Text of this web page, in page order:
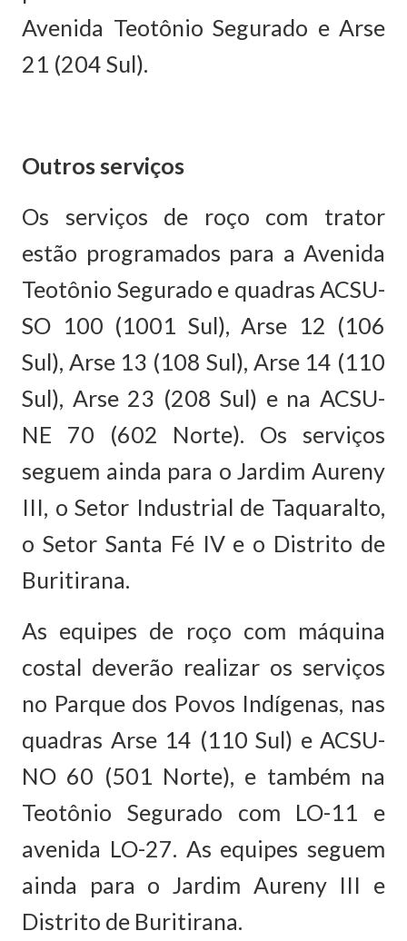
Avenida Teotônio Segurado e Arse
21 (204 Sul).
Outros serviços
Os serviços de roço com trator
estão programados para a Avenida
Teotônio Segurado e quadras ACSU-
SO 100 (1001 Sul), Arse 12 (106
Sul), Arse 13 (108 Sul), Arse 14 (110
Sul), Arse 23 (208 Sul) e na ACSU-
NE 70 (602 Norte). Os serviços
seguem ainda para o Jardim Aureny
III, o Setor Industrial de Taquaralto,
o Setor Santa Fé IV e o Distrito de
Buritirana.
As equipes de roço com máquina
costal deverão realizar os serviços
no Parque dos Povos Indígenas, nas
quadras Arse 14 (110 Sul) e ACSU-
NO 60 (501 Norte), e também na
Teotônio Segurado com LO-11 e
avenida LO-27. As equipes seguem
ainda para o Jardim Aureny III e
Distrito de Buritirana.